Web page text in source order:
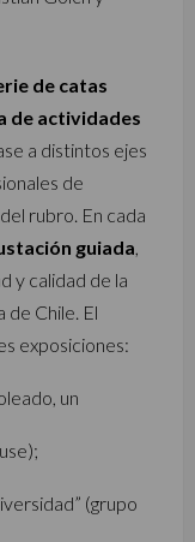
de catas
de actividades
a distintos ejes
de
rubro. En cada
guiada
y calidad de la
Chile. El
exposiciones:
un
(grupo